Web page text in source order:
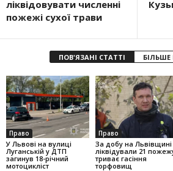
ліквідовувати численні
пожежі сухої трави
ПОВ'ЯЗАНІ СТАТТІ БІЛЬШЕ
Право
У Львові на вулиці
Луганській у ДТП
загинув 18-річний
мотоцикліст
Право
За добу на Львівщині
ліквідували 21
триває гасіння
торфовищ